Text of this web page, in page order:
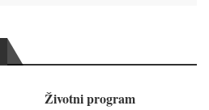
Životni program